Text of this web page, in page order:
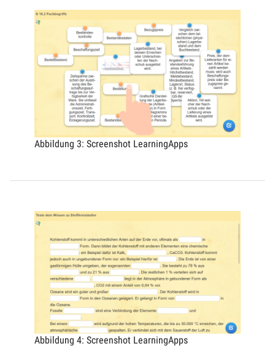
Abbildung 3: Screenshot LearningApps
Abbildung 4: Screenshot LearningApps